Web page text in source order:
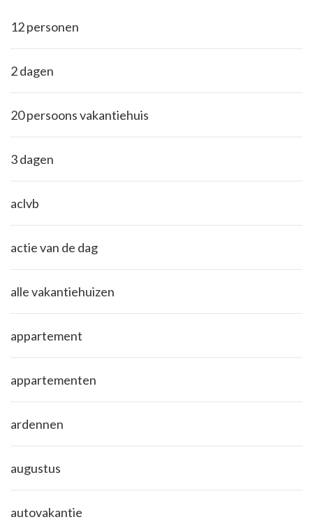
12 personen
2 dagen
20 persoons vakantiehuis
3 dagen
aclvb
actie van de dag
alle vakantiehuizen
appartement
appartementen
ardennen
augustus
autovakantie